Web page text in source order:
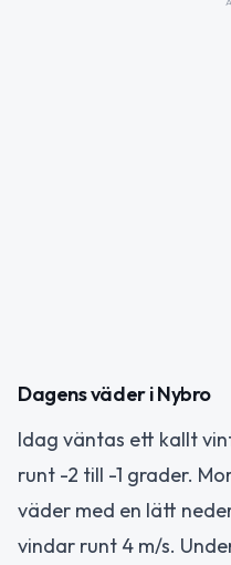
Dagens väder i Nybro
Idag väntas ett kallt
runt -2 till -1 grader.
väder med en lätt
vindar runt 4 m/s.